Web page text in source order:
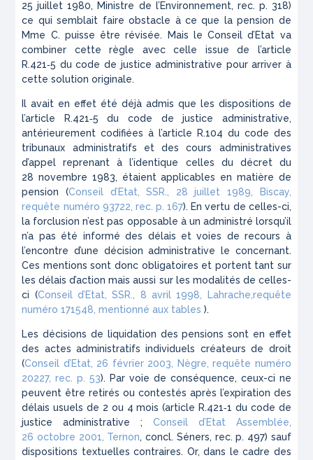
25 juillet 1980, Ministre de l’Environnement, rec. p. 318)
ce qui semblait faire obstacle à ce que la pension de
Mme C. puisse être révisée. Mais le Conseil d’Etat va
combiner cette règle avec celle issue de l’article
R.421‑5 du code de justice administrative pour arriver à
cette solution originale.
Il avait en effet été déjà admis que les dispositions de
l’article R.421‑5 du code de justice administrative,
antérieurement codifiées à l’article R.104 du code des
tribunaux administratifs et des cours administratives
d’appel reprenant à l’identique celles du décret du
28 novembre 1983, étaient applicables en matière de
pension (Conseil d’Etat, SSR., 28 juillet 1989, Biscay,
requête numéro 93722, rec. p. 167). En vertu de celles-ci,
la forclusion n’est pas opposable à un administré lorsqu’il
n’a pas été informé des délais et voies de recours à
l’encontre d’une décision administrative le concernant.
Ces mentions sont donc obligatoires et portent tant sur
les délais d’action mais aussi sur les modalités de celles-
ci (Conseil d’Etat, SSR., 8 avril 1998, Lahrache,requête
numéro 171548, mentionné aux tables).
Les décisions de liquidation des pensions sont en effet
des actes administratifs individuels créateurs de droit
(Conseil d’Etat, 26 février 2003, Nègre, requête numéro
20227, rec. p. 53). Par voie de conséquence, ceux-ci ne
peuvent être retirés ou contestés après l’expiration des
délais usuels de 2 ou 4 mois (article R.421‑1 du code de
justice administrative ; Conseil d’Etat Assemblée,
26 octobre 2001, Ternon, concl. Séners, rec. p. 497) sauf
dispositions textuelles contraires. Or, dans le cadre des